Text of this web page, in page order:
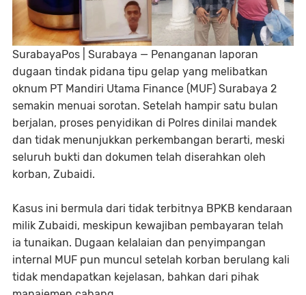
SurabayaPos | Surabaya — Penanganan laporan
dugaan tindak pidana tipu gelap yang melibatkan
oknum PT Mandiri Utama Finance (MUF) Surabaya 2
semakin menuai sorotan. Setelah hampir satu bulan
berjalan, proses penyidikan di Polres dinilai mandek
dan tidak menunjukkan perkembangan berarti, meski
seluruh bukti dan dokumen telah diserahkan oleh
korban, Zubaidi.
Kasus ini bermula dari tidak terbitnya BPKB kendaraan
milik Zubaidi, meskipun kewajiban pembayaran telah
ia tunaikan. Dugaan kelalaian dan penyimpangan
internal MUF pun muncul setelah korban berulang kali
tidak mendapatkan kejelasan, bahkan dari pihak